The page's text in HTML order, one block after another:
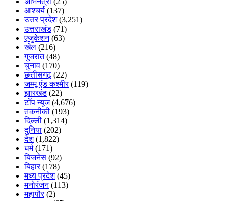
आश्चर्य (137)
उत्तर प्रदेश(3,251)
उत्तराखंड (71)
एजुकेशन(63)
खेल (216)
गुजरात(48)
चुनाव (170)
छत्तीसगढ़ (22)
जम्मू एंड कश्मीर(119)
झारखंड (22)
टॉप न्यूज(4,676)
तकनीकी (193)
दिल्ली (1,314)
दुनिया (202)
देश(1,822)
धर्म(171)
बिजनेस (92)
बिहार(178)
मध्य प्रदेश(45)
मनोरंजन(113)
महापौर(2)